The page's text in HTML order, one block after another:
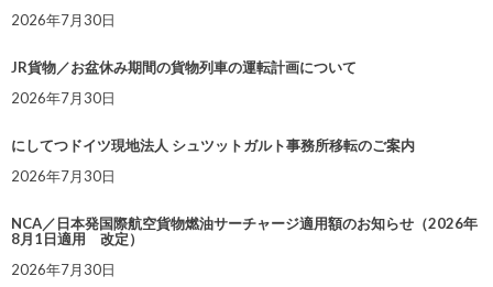
2026年7月30日
JR貨物／お盆休み期間の貨物列車の運転計画について
2026年7月30日
にしてつドイツ現地法人 シュツットガルト事務所移転のご案内
2026年7月30日
NCA／日本発国際航空貨物燃油サーチャージ適用額のお知らせ（2026年
8月1日適用 改定）
2026年7月30日